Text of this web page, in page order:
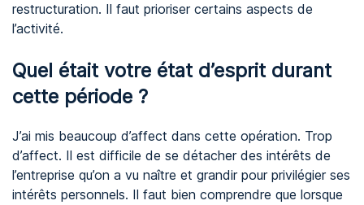
restructuration. Il faut prioriser certains aspects de
l’activité.
Quel était votre état d’esprit durant
cette période ?
J’ai mis beaucoup d’affect dans cette opération. Trop
d’affect. Il est difficile de se détacher des intérêts de
l’entreprise qu’on a vu naître et grandir pour privilégier ses
intérêts personnels. Il faut bien comprendre que lorsque